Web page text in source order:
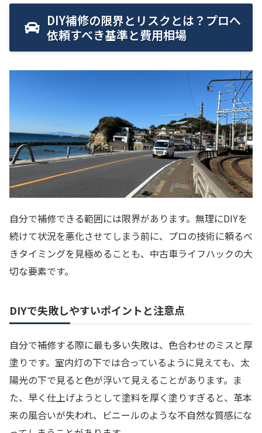
DIY補修の限界とリスクとは？プロへ
依頼すべき基準と費用相場
自分で補修できる範囲には限界があります。無理にDIYを
続けて状況を悪化させてしまう前に、プロの技術に頼るべ
きタイミングを見極めることも、中古車ライフハックの大
切な要素です。
DIYで失敗しやすいポイントと注意点
自分で補修する際に最も多い失敗は、色合わせのミスと厚
塗りです。室内灯の下では合っているように見えても、太
陽光の下で見ると色が浮いて見えることがあります。ま
た、早く仕上げようとして塗料を厚く塗りすぎると、革本
来の風合いが失われ、ビニールのような不自然な質感にな